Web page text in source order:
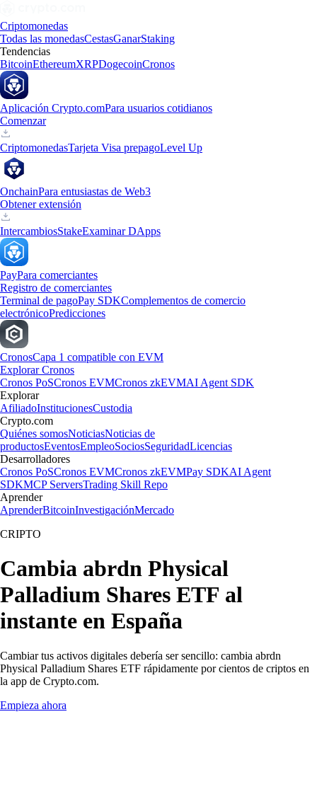
Criptomonedas
Todas las monedasCestasGanarStaking
Tendencias
BitcoinEthereumXRPDogecoinCronos
Aplicación Crypto.comPara usuarios cotidianos
Comenzar
CriptomonedasTarjeta Visa prepagoLevel Up
OnchainPara entusiastas de Web3
Obtener extensión
IntercambiosStakeExaminar DApps
PayPara comerciantes
Registro de comerciantes
Terminal de pagoPay SDKComplementos de comercio
electrónicoPredicciones
CronosCapa 1 compatible con EVM
Explorar Cronos
Cronos PoSCronos EVMCronos zkEVMAI Agent SDK
Explorar
AfiliadoInstitucionesCustodia
Crypto.com
Quiénes somosNoticiasNoticias de
productosEventosEmpleoSociosSeguridadLicencias
Desarrolladores
Cronos PoSCronos EVMCronos zkEVMPay SDKAI Agent
SDKMCP ServersTrading Skill Repo
Aprender
AprenderBitcoinInvestigaciónMercado
CRIPTO
Cambia abrdn Physical
Palladium Shares ETF al
instante en España
Cambiar tus activos digitales debería ser sencillo: cambia abrdn
Physical Palladium Shares ETF rápidamente por cientos de criptos en
la app de Crypto.com.
Empieza ahora